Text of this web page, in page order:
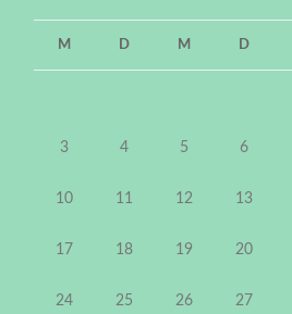
M D M D
3 4 5 6
10 11 12 13
17 18 19 20
24 25 26 27